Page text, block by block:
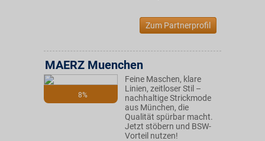
Zum Partnerprofil
8%
MAERZ Muenchen
Feine Maschen, klare
Linien, zeitloser Stil –
nachhaltige Strickmode
aus München, die
Qualität spürbar macht.
Jetzt stöbern und BSW-
Vorteil nutzen!